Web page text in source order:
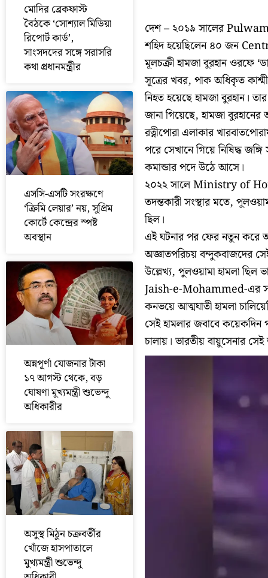
মোদির ব্রেকফাস্ট
বৈঠকে ‘সোশ্যাল মিডিয়া
রিপোর্ট কার্ড’,
সাংসদদের সঙ্গে সরাসরি
কথা প্রধানমন্ত্রীর
এসসি-এসটি সংরক্ষণে
‘ক্রিমি লেয়ার’ নয়, সুপ্রিম
কোর্টে কেন্দ্রের স্পষ্ট
অবস্থান
অন্নপূর্ণা যোজনার টাকা
১৭ আগস্ট থেকে, বড়
ঘোষণা মুখ্যমন্ত্রী শুভেন্দু
অধিকারীর
অসুস্থ মিঠুন চক্রবর্তীর
খোঁজে হাসপাতালে
মুখ্যমন্ত্রী শুভেন্দু
দেশ – ২০১৯ সালের
শহিদ হয়েছিলেন ৪০ জন
মূলচক্রী হামজা বুরহান ওরফে
সূত্রের খবর, পাক অধিকৃত
নিহত হয়েছে হামজা বুরহান।
জানা গিয়েছে, হামজা
রত্নীপোরা এলাকার
পরে সেখানে গিয়ে নিষিদ্ধ
কমান্ডার পদে উঠে আসে।
২০২২ সালে Ministry of
তদন্তকারী সংস্থার মতে,
ছিল।
এই ঘটনার পর ফের নতুন করে
অজ্ঞাতপরিচয় বন্দুকবাজদের
উল্লেখ্য, পুলওয়ামা হামলা ছিল
Jaish-e-Mohammed-এর
কনভয়ে আত্মঘাতী হামলা
সেই হামলার জবাবে
চালায়। ভারতীয় বায়ুসেনার